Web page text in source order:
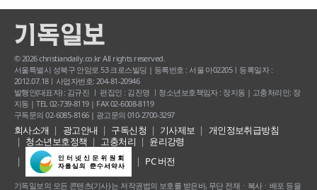
© 2026 christiandaily.co.kr All rights reserved.
서울특별시 성북구 안암로 53 크로스빌딩 | 등록번호 : 서울 아02205ㅣ등록일자 :
2012.07.18ㅣ사업자번호: 204-81-20946
발행인(대표자) : 김규진 ㅣ 편집인 : 김진영 ㅣ청소년보호책임자 : 장지동 | 고충처리인: 장
지동 | TEL 02-739-8119 | FAX 02-6008-8119
구독문의 02-6085-8166 | 광고문의 010-2700-3297
회사소개 광고안내 구독신청 기사제보
개인정보취급방침
청소년보호정책
고충처리
윤리강령
PC 버전
기독일보의 모든 콘텐츠(기사) 는 저작권법의 보호를 받은바, 무단 전재ㆍ복사ㆍ배포 등을